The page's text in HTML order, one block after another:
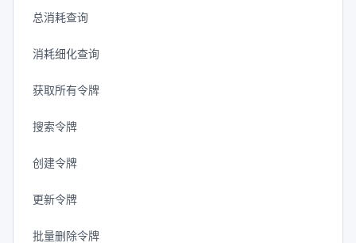
总消耗查询
消耗细化查询
获取所有令牌
搜索令牌
创建令牌
更新令牌
批量删除令牌